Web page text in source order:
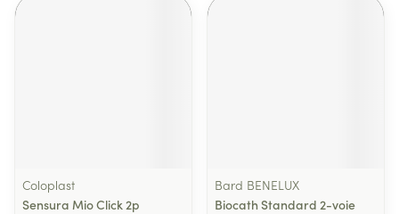
Coloplast
Sensura Mio Click 2p
Bard BENELUX
Biocath Standard 2-voie